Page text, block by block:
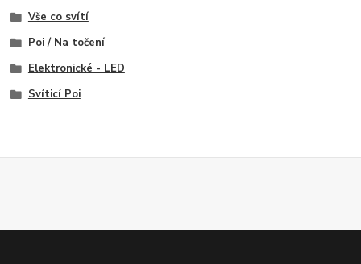
Vše co svítí
Poi / Na točení
Elektronické - LED
Svíticí Poi